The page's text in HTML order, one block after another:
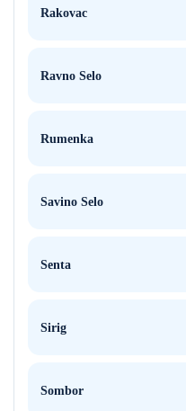
Rakovac
Ravno Selo
Rumenka
Savino Selo
Senta
Sirig
Sombor